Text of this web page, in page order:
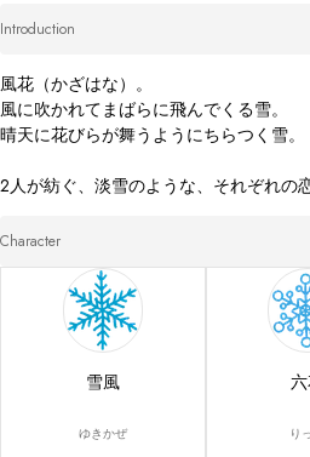
Introduction
風花（かざはな）。
風に吹かれてまばらに飛んでくる雪。
晴天に花びらが舞うようにちらつく雪。
2人が紡ぐ、淡雪のような、それぞれの
Character
雪風
ゆきかぜ り